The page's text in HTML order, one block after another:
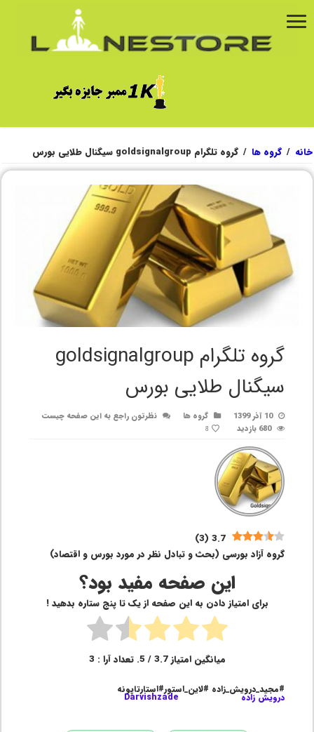
خانه / گروه ها / گروه تلگرام goldsignalgroup سیگنال طلایی بورس
گروه تلگرام goldsignalgroup
سیگنال طلایی بورس
10 آذر 1399 گروه ها
نظرتون راجع به این صفحه چیست
680 بازدید
8
3.7
(
3
)
گروه آزاد بورسی (بحث و تبادل نظر در مورد بورس و اقتصاد)
این صفحه مفید بود؟
برای امتیاز دادن به این صفحه از یک تا پنج ستاره بدهید !
میانگین امتیاز3.7/ 5. تعداد آرا : 3
#مجید_درویش_زاده #لاین_استور#استارتاپونه
درویش زاده Darvishzade